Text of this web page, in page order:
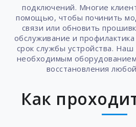
подключений. Многие
помощью, чтобы починить
связи или обновить
обслуживание и
срок службы устройства. Наш
необходимым
восстановления
Как